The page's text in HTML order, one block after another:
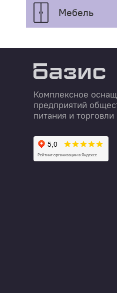
Мебель
Комплексное
предприятий
питания и торговли